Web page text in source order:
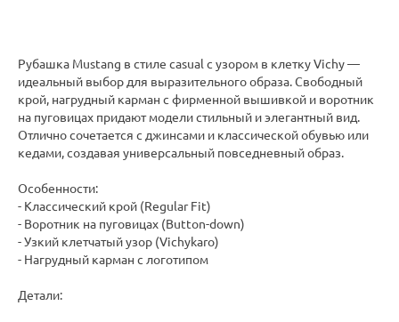
Рубашка Mustang в стиле casual с узором в клетку Vichy —
идеальный выбор для выразительного образа. Свободный
крой, нагрудный карман с фирменной вышивкой и воротник
на пуговицах придают модели стильный и элегантный вид.
Отлично сочетается с джинсами и классической обувью или
кедами, создавая универсальный повседневный образ.
Особенности:
- Классический крой (Regular Fit)
- Воротник на пуговицах (Button-down)
- Узкий клетчатый узор (Vichykaro)
- Нагрудный карман с логотипом
Детали: